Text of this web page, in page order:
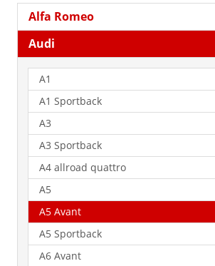
Alfa Romeo
Audi
A1
A1 Sportback
A3
A3 Sportback
A4 allroad quattro
A5
A5 Avant
A5 Sportback
A6 Avant